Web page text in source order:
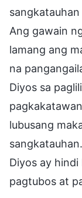
Ang gawain
lamang ang
na
Diyos sa
lubusang
Diyos ay
pagtubos at